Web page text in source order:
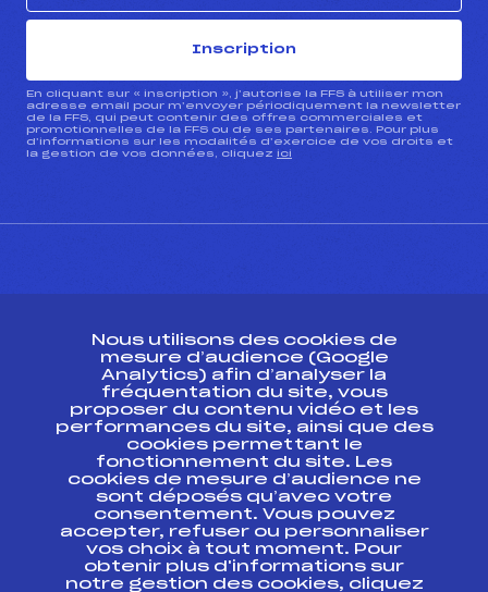
Inscription
En cliquant sur « inscription », j’autorise la FFS à utiliser mon
adresse email pour m’envoyer périodiquement la newsletter
de la FFS, qui peut contenir des offres commerciales et
promotionnelles de la FFS ou de ses partenaires. Pour plus
d’informations sur les modalités d’exercice de vos droits et
la gestion de vos données, cliquez ici
Ressources
Pass’Neige
Projet sportif fédéral
Projet de performance fédéral
Antidopage
Pôle Développement, Formation, Suivi
Scientifique
Listes ministérielles
Pôle vie de l’athlète
Nous utilisons des cookies de
mesure d’audience (Google
Analytics) afin d’analyser la
fréquentation du site, vous
proposer du contenu vidéo et les
performances du site, ainsi que des
cookies permettant le
fonctionnement du site. Les
cookies de mesure d’audience ne
sont déposés qu’avec votre
consentement. Vous pouvez
accepter, refuser ou personnaliser
vos choix à tout moment. Pour
obtenir plus d'informations sur
notre gestion des cookies, cliquez